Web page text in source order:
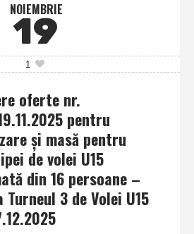
NOIEMBRIE
19
1
oferte nr.
pentru
şi masă pentru
de volei U15
din 16 persoane –
3 de Volei U15